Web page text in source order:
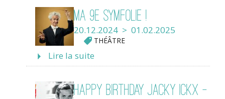
Ma 9e symfolie !
20.12.2024 > 01.02.2025
THÉÂTRE
Lire la suite
Happy birthday Jacky Ickx -